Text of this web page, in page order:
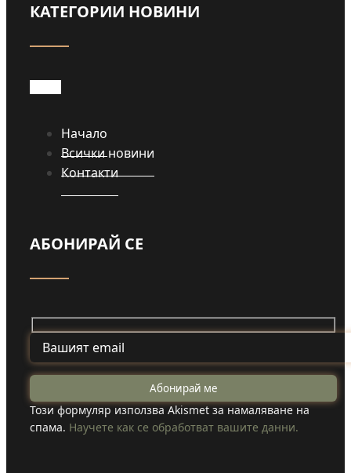
КАТЕГОРИИ НОВИНИ
Начало
Всички новини
Контакти
АБОНИРАЙ СЕ
Този формуляр използва Akismet за намаляване на
спама. Научете как се обработват вашите данни.